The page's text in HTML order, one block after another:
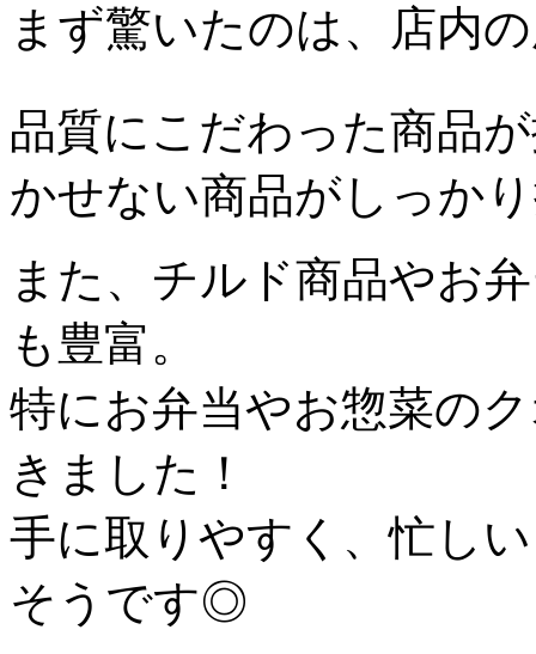
まず驚いたのは、店内
品質にこだわった商品
かせない商品がしっか
また、チルド商品やお
も豊富。
特にお弁当やお惣菜の
きました！
手に取りやすく、忙し
そうです◎